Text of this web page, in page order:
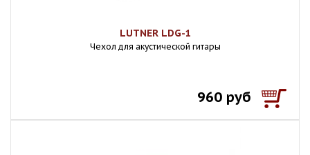
LUTNER LDG-1
Чехол для акустической гитары
960 руб